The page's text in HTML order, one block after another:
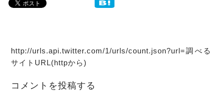
http://urls.api.twitter.com/1/urls/count.json?url=調べる
サイトURL(httpから)
コメントを投稿する